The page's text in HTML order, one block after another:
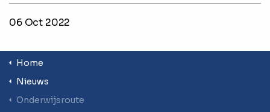
06 Oct 2022
Home
Nieuws
Onderwijsroute